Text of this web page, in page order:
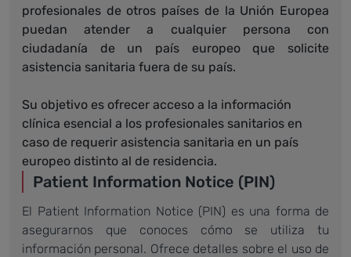
profesionales de otros países de la Unión Europea
puedan atender a cualquier persona con
ciudadanía de un país europeo que solicite
asistencia sanitaria fuera de su país.
Su objetivo es ofrecer acceso a la información
clínica esencial a los profesionales sanitarios en
caso de requerir asistencia sanitaria en un país
europeo distinto al de residencia.
Patient Information Notice (PIN)
El Patient Information Notice (PIN) es una forma de
asegurarnos que conoces cómo se utiliza tu
información personal. Ofrece detalles sobre el uso de